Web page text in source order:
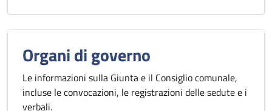
Organi di governo
Le informazioni sulla Giunta e il Consiglio comunale,
incluse le convocazioni, le registrazioni delle sedute e i
verbali.